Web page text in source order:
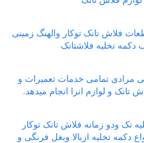
فلاش تانک توکار والهنگ زمینی
تخلیه فلاشتانک
مرادی تمامی خدمات تعمیرات و
تانک و لوازم انرا انجام میدهد.
تک ودو زمانه فلاش تانک توکار
دکمه تخلیه ازبالا وبغل فرنگی و